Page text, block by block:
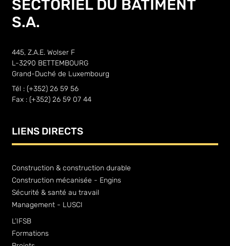
SECTORIEL DU BÂTIMENT
S.A.
445, Z.A.E. Wolser F
L-3290 BETTEMBOURG
Grand-Duché de Luxembourg
Tél : (+352) 26 59 56
Fax : (+352) 26 59 07 44
LIENS DIRECTS
Construction & construction durable
Construction mécanisée - Engins
Sécurité & santé au travail
Management - LUSCI
L’IFSB
Formations